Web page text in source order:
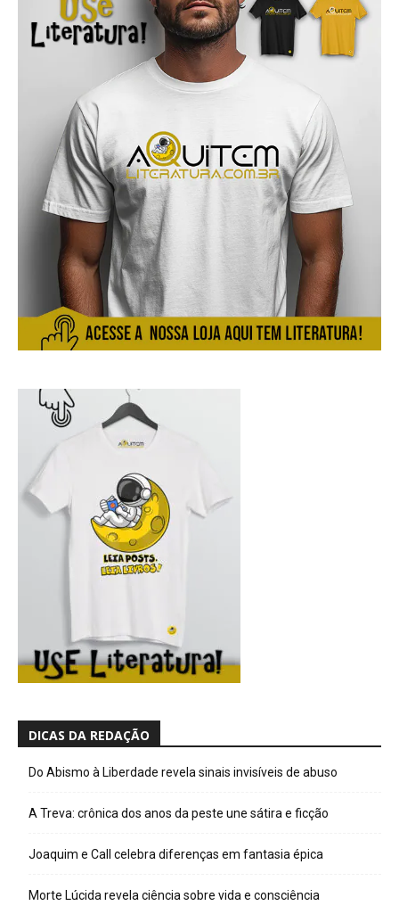
DICAS DA REDAÇÃO
Do Abismo à Liberdade revela sinais invisíveis de abuso
A Treva: crônica dos anos da peste une sátira e ficção
Joaquim e Call celebra diferenças em fantasia épica
Morte Lúcida revela ciência sobre vida e consciência